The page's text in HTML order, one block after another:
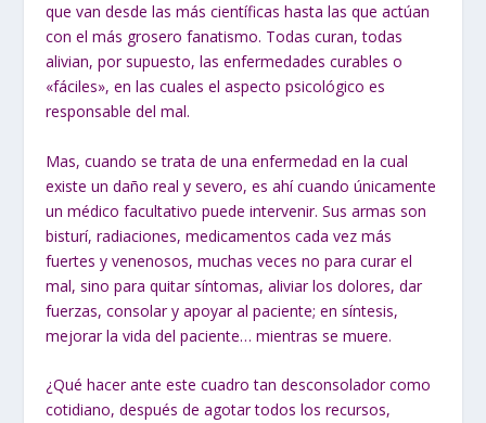
que van desde las más científicas hasta las que actúan
con el más grosero fanatismo. Todas curan, todas
alivian, por supuesto, las enfermedades curables o
«fáciles», en las cuales el aspecto psicológico es
responsable del mal.
Mas, cuando se trata de una enfermedad en la cual
existe un daño real y severo, es ahí cuando únicamente
un médico facultativo puede intervenir. Sus armas son
bisturí, radiaciones, medicamentos cada vez más
fuertes y venenosos, muchas veces no para curar el
mal, sino para quitar síntomas, aliviar los dolores, dar
fuerzas, consolar y apoyar al paciente; en síntesis,
mejorar la vida del paciente… mientras se muere.
¿Qué hacer ante este cuadro tan desconsolador como
cotidiano, después de agotar todos los recursos,